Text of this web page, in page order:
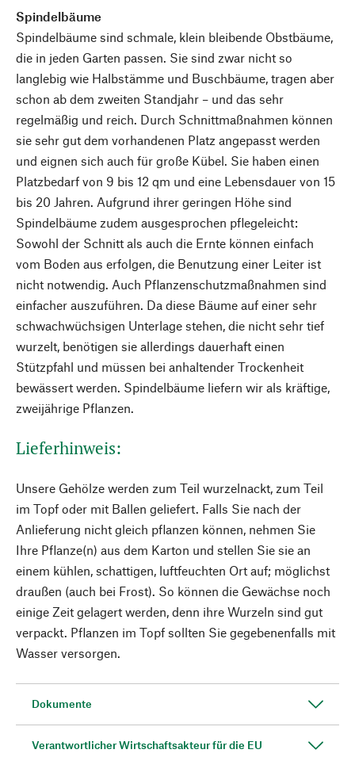
Spindelbäume
Spindelbäume sind schmale, klein bleibende Obstbäume,
die in jeden Garten passen. Sie sind zwar nicht so
langlebig wie Halbstämme und Buschbäume, tragen aber
schon ab dem zweiten Standjahr – und das sehr
regelmäßig und reich. Durch Schnittmaßnahmen können
sie sehr gut dem vorhandenen Platz angepasst werden
und eignen sich auch für große Kübel. Sie haben einen
Platzbedarf von 9 bis 12 qm und eine Lebensdauer von 15
bis 20 Jahren. Aufgrund ihrer geringen Höhe sind
Spindelbäume zudem ausgesprochen pflegeleicht:
Sowohl der Schnitt als auch die Ernte können einfach
vom Boden aus erfolgen, die Benutzung einer Leiter ist
nicht notwendig. Auch Pflanzenschutzmaßnahmen sind
einfacher auszuführen. Da diese Bäume auf einer sehr
schwachwüchsigen Unterlage stehen, die nicht sehr tief
wurzelt, benötigen sie allerdings dauerhaft einen
Stützpfahl und müssen bei anhaltender Trockenheit
bewässert werden. Spindelbäume liefern wir als kräftige,
zweijährige Pflanzen.
Lieferhinweis:
Unsere Gehölze werden zum Teil wurzelnackt, zum Teil
im Topf oder mit Ballen geliefert. Falls Sie nach der
Anlieferung nicht gleich pflanzen können, nehmen Sie
Ihre Pflanze(n) aus dem Karton und stellen Sie sie an
einem kühlen, schattigen, luftfeuchten Ort auf; möglichst
draußen (auch bei Frost). So können die Gewächse noch
einige Zeit gelagert werden, denn ihre Wurzeln sind gut
verpackt. Pflanzen im Topf sollten Sie gegebenenfalls mit
Wasser versorgen.
Dokumente
Verantwortlicher Wirtschaftsakteur für die EU